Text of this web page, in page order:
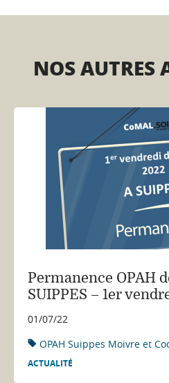
NOS AUTRES
Permanence OPAH
SUIPPES – 1er
01/07/22
OPAH Suippes Moivre et
ACTUALITÉ